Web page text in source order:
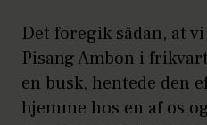
Det foregik sådan, at
Pisang Ambon i
en busk, hentede den
hjemme hos en af os